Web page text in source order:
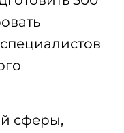
сферы,